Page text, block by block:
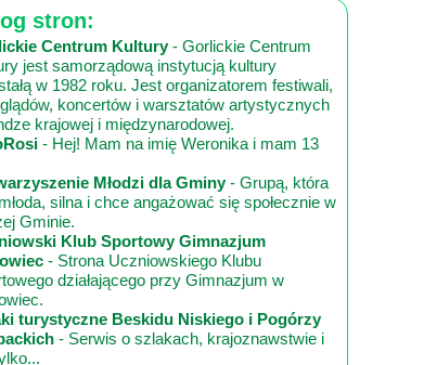
stron:
Centrum Kultury- Gorlickie Centrum
jest samorządową instytucją kultury
w 1982 roku. Jest organizatorem festiwali,
koncertów i warsztatów artystycznych
krajowej i międzynarodowej.
- Hej! Mam na imię Weronika i mam 13
Młodzi dla Gminy- Grupą, która
silna i chce angażować się społecznie w
Gminie.
Klub Sportowy Gimnazjum
- Strona Uczniowskiego Klubu
działającego przy Gimnazjum w
turystyczne Beskidu Niskiego i Pogórzy
- Serwis o szlakach, krajoznawstwie i